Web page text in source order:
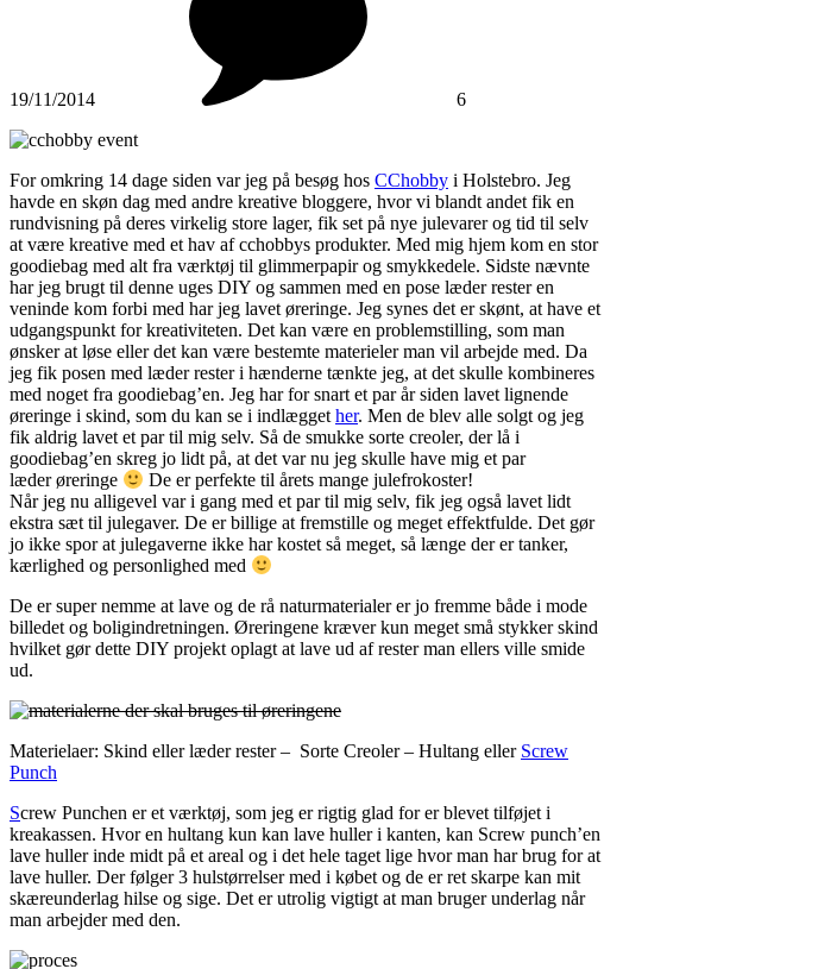
19/11/2014 6
For omkring 14 dage siden var jeg på besøg hos CChobby i Holstebro. Jeg
havde en skøn dag med andre kreative bloggere, hvor vi blandt andet fik en
rundvisning på deres virkelig store lager, fik set på nye julevarer og tid til selv
at være kreative med et hav af cchobbys produkter. Med mig hjem kom en stor
goodiebag med alt fra værktøj til glimmerpapir og smykkedele. Sidste nævnte
har jeg brugt til denne uges DIY og sammen med en pose læder rester en
veninde kom forbi med har jeg lavet øreringe. Jeg synes det er skønt, at have et
udgangspunkt for kreativiteten. Det kan være en problemstilling, som man
ønsker at løse eller det kan være bestemte materieler man vil arbejde med. Da
jeg fik posen med læder rester i hænderne tænkte jeg, at det skulle kombineres
med noget fra goodiebag’en. Jeg har for snart et par år siden lavet lignende
øreringe i skind, som du kan se i indlægget her. Men de blev alle solgt og jeg
fik aldrig lavet et par til mig selv. Så de smukke sorte creoler, der lå i
goodiebag’en skreg jo lidt på, at det var nu jeg skulle have mig et par
læder øreringe
De er perfekte til årets mange julefrokoster!
Når jeg nu alligevel var i gang med et par til mig selv, fik jeg også lavet lidt
ekstra sæt til julegaver. De er billige at fremstille og meget effektfulde. Det gør
jo ikke spor at julegaverne ikke har kostet så meget, så længe der er tanker,
kærlighed og personlighed med
De er super nemme at lave og de rå naturmaterialer er jo fremme både i mode
billedet og boligindretningen. Øreringene kræver kun meget små stykker skind
hvilket gør dette DIY projekt oplagt at lave ud af rester man ellers ville smide
ud.
Materielaer: Skind eller læder rester – Sorte Creoler – Hultang eller Screw
Punch
Screw Punchen er et værktøj, som jeg er rigtig glad for er blevet tilføjet i
kreakassen. Hvor en hultang kun kan lave huller i kanten, kan Screw punch’en
lave huller inde midt på et areal og i det hele taget lige hvor man har brug for at
lave huller. Der følger 3 hulstørrelser med i købet og de er ret skarpe kan mit
skæreunderlag hilse og sige. Det er utrolig vigtigt at man bruger underlag når
man arbejder med den.